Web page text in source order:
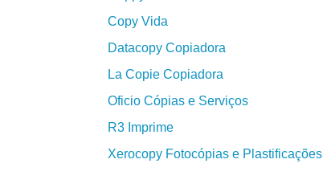
Copy Vida
Datacopy Copiadora
La Copie Copiadora
Oficio Cópias e Serviços
R3 Imprime
Xerocopy Fotocópias e Plastificações